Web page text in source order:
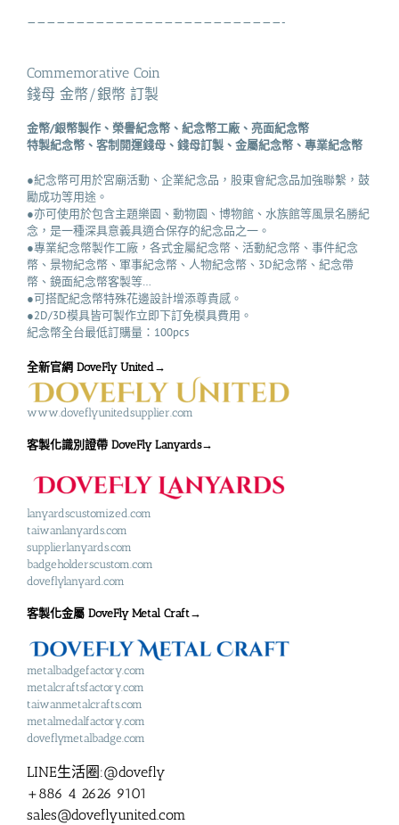
——————————————————————————-
Commemorative Coin
錢母 金幣/銀幣 訂製
金幣/銀幣製作、榮譽紀念幣、紀念幣工廠、亮面紀念幣
特製紀念幣、客制開運錢母、錢母訂製、金屬紀念幣、專業紀念幣
●紀念幣可用於宮廟活動、企業紀念品，股東會紀念品加強聯繫，鼓
勵成功等用途。
●亦可使用於包含主題樂園、動物園、博物館、水族館等風景名勝紀
念，是一種深具意義具適合保存的紀念品之一。
●專業紀念幣製作工廠，各式金屬紀念幣、活動紀念幣、事件紀念
幣、景物紀念幣、軍事紀念幣、人物紀念幣、3D紀念幣、紀念帶
幣、鏡面紀念幣客製等…
●可搭配紀念幣特殊花邊設計增添尊貴感。
●2D/3D模具皆可製作立即下訂免模具費用。
紀念幣全台最低訂購量：100pcs
全新官網 DoveFly United→
www.doveflyunitedsupplier.com
客製化識別證帶 DoveFly Lanyards→
lanyardscustomized.com
taiwanlanyards.com
supplierlanyards.com
badgeholderscustom.com
doveflylanyard.com
客製化金屬 DoveFly Metal Craft→
metalbadgefactory.com
metalcraftsfactory.com
taiwanmetalcrafts.com
metalmedalfactory.com
doveflymetalbadge.com
LINE生活圈:@dovefly
+886 4 2626 9101
sales@doveflyunited.com